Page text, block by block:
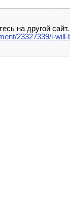
на другой
23327339/i-